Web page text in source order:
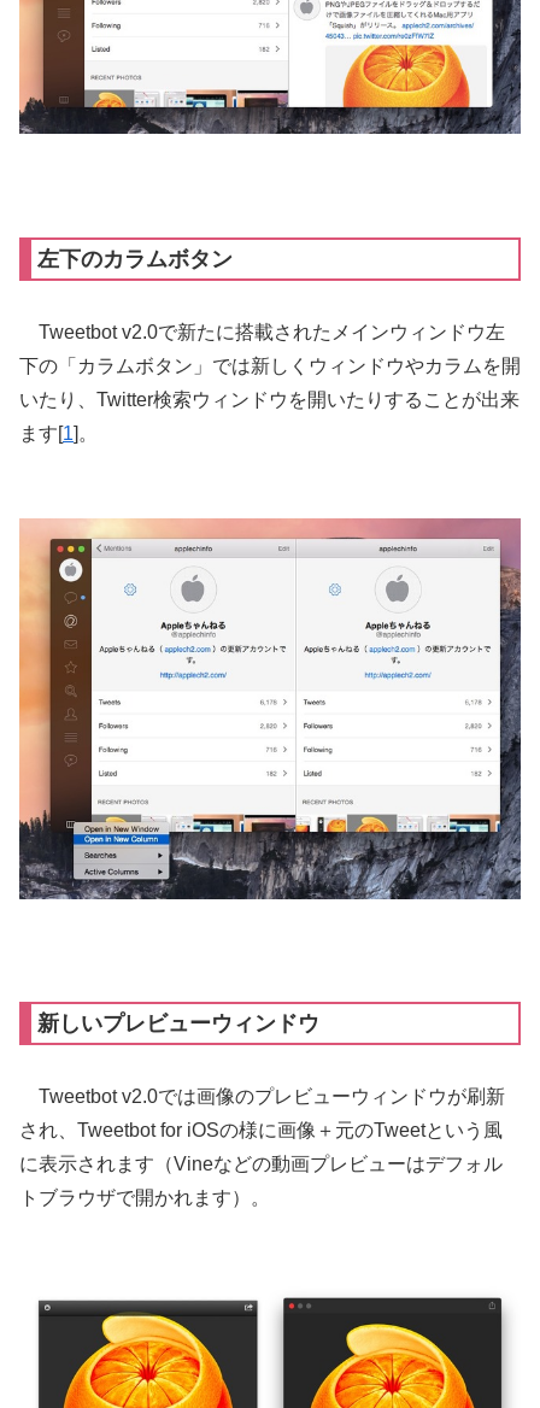
左下のカラムボタン
Tweetbot v2.0で新たに搭載されたメインウィンドウ左
下の「カラムボタン」では新しくウィンドウやカラムを開
いたり、Twitter検索ウィンドウを開いたりすることが出来
ます[1]。
新しいプレビューウィンドウ
Tweetbot v2.0では画像のプレビューウィンドウが刷新
され、Tweetbot for iOSの様に画像＋元のTweetという風
に表示されます（Vineなどの動画プレビューはデフォル
トブラウザで開かれます）。